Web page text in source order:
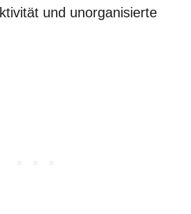
und unorganisierte